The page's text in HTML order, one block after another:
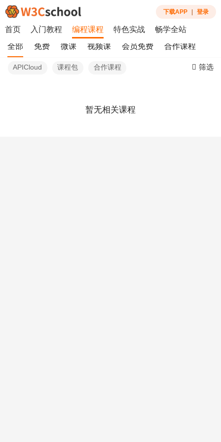
下载APP 登录
首页 入门教程 编程课程 特色实战 畅学全站
全部 免费 微课 视频课 会员免费 合作课程
APICloud 课程包 合作课程 筛选
暂无相关课程